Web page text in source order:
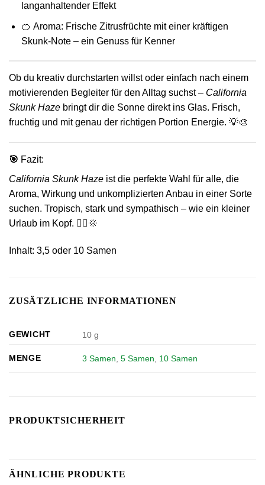
langanhaltender Effekt
🍊 Aroma: Frische Zitrusfrüchte mit einer kräftigen
Skunk-Note – ein Genuss für Kenner
Ob du kreativ durchstarten willst oder einfach nach einem
motivierenden Begleiter für den Alltag suchst – California
Skunk Haze bringt dir die Sonne direkt ins Glas. Frisch,
fruchtig und mit genau der richtigen Portion Energie. 💡🎨
🎯 Fazit:
California Skunk Haze ist die perfekte Wahl für alle, die
Aroma, Wirkung und unkomplizierten Anbau in einer Sorte
suchen. Tropisch, stark und sympathisch – wie ein kleiner
Urlaub im Kopf. 🧘‍♂️🌞
Inhalt: 3,5 oder 10 Samen
ZUSÄTZLICHE INFORMATIONEN
GEWICHT 10 g
MENGE 3 Samen,5 Samen, 10 Samen
PRODUKTSICHERHEIT
ÄHNLICHE PRODUKTE